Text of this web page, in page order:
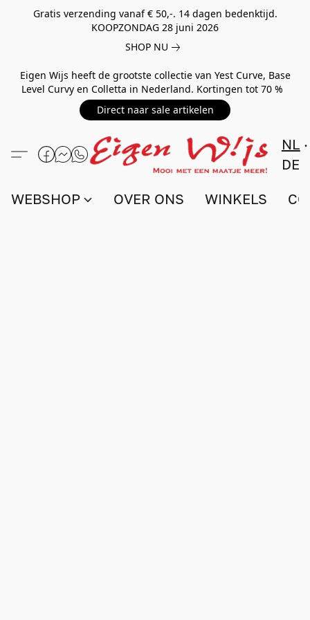
Gratis verzending vanaf € 50,-. 14 dagen bedenktijd.
KOOPZONDAG 28 juni 2026
SHOP NU
Eigen Wijs heeft de grootste collectie van Yest Curve, Base
Level Curvy en Colletta in Nederland. Kortingen tot 70 %
Direct naar sale artikelen
NL
DE
WEBSHOP OVER ONS WINKELS